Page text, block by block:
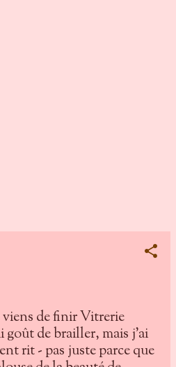
viens de finir Vitrerie
goût de brailler, mais j'ai
rit - pas juste parce que